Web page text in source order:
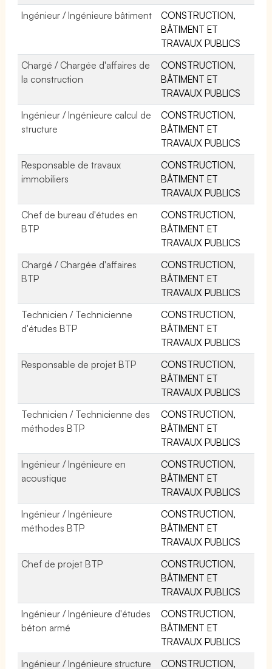
Ingénieur / Ingénieure bâtiment
CONSTRUCTION,
BÂTIMENT ET
TRAVAUX PUBLICS
Chargé / Chargée d'affaires de
la construction
CONSTRUCTION,
BÂTIMENT ET
TRAVAUX PUBLICS
Ingénieur / Ingénieure calcul de
structure
CONSTRUCTION,
BÂTIMENT ET
TRAVAUX PUBLICS
Responsable de travaux
immobiliers
CONSTRUCTION,
BÂTIMENT ET
TRAVAUX PUBLICS
Chef de bureau d'études en
BTP
CONSTRUCTION,
BÂTIMENT ET
TRAVAUX PUBLICS
Chargé / Chargée d'affaires
BTP
CONSTRUCTION,
BÂTIMENT ET
TRAVAUX PUBLICS
Technicien / Technicienne
d'études BTP
CONSTRUCTION,
BÂTIMENT ET
TRAVAUX PUBLICS
Responsable de projet BTP
CONSTRUCTION,
BÂTIMENT ET
TRAVAUX PUBLICS
Technicien / Technicienne des
méthodes BTP
CONSTRUCTION,
BÂTIMENT ET
TRAVAUX PUBLICS
Ingénieur / Ingénieure en
acoustique
CONSTRUCTION,
BÂTIMENT ET
TRAVAUX PUBLICS
Ingénieur / Ingénieure
méthodes BTP
CONSTRUCTION,
BÂTIMENT ET
TRAVAUX PUBLICS
Chef de projet BTP
CONSTRUCTION,
BÂTIMENT ET
TRAVAUX PUBLICS
Ingénieur / Ingénieure d'études
béton armé
CONSTRUCTION,
BÂTIMENT ET
TRAVAUX PUBLICS
Ingénieur / Ingénieure structure
CONSTRUCTION,